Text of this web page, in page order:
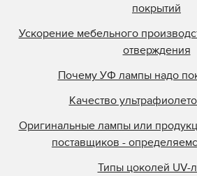
покрытий
Ускорение мебельного
отверждения
Почему УФ лампы надо
Качество
Оригинальные лампы или
поставщиков -
Типы цоколей UV-